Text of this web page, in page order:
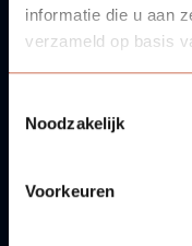
informatie die u aan
verzameld op basis
Noodzakelijk
Voorkeuren
VRAGEN?